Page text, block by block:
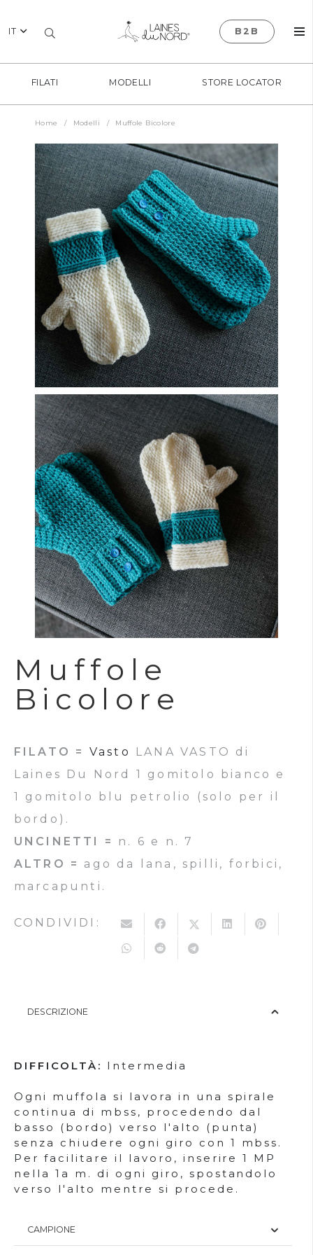
IT B2B
FILATI MODELLI STORE LOCATOR
Home / Modelli / Muffole Bicolore
Muffole
Bicolore
FILATO = Vasto
LANA VASTO di
Laines Du Nord 1 gomitolo bianco e
1 gomitolo blu petrolio (solo per il
bordo).
UNCINETTI =
n. 6 e n. 7
ALTRO =
ago da lana, spilli, forbici,
marcapunti.
CONDIVIDI:
DESCRIZIONE
DIFFICOLTÀ: Intermedia
Ogni muffola si lavora in una spirale
continua di mbss, procedendo dal
basso (bordo) verso l'alto (punta)
senza chiudere ogni giro con 1 mbss.
Per facilitare il lavoro, inserire 1 MP
nella 1a m. di ogni giro, spostandolo
verso l'alto mentre si procede.
CAMPIONE